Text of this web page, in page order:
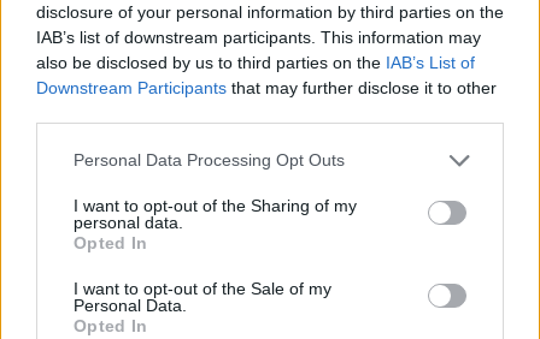
disclosure of your personal information by third parties on the
IAB’s list of downstream participants. This information may
also be disclosed by us to third parties on the IAB’s List of
Downstream Participants that may further disclose it to other
Personal Data Processing Opt Outs
I want to opt-out of the Sharing of my
personal data.
Opted In
I want to opt-out of the Sale of my
Personal Data.
Opted In
Εγγραφή στο newsletter
Αποδέχομαι τους
και την πολιτική απορρήτου